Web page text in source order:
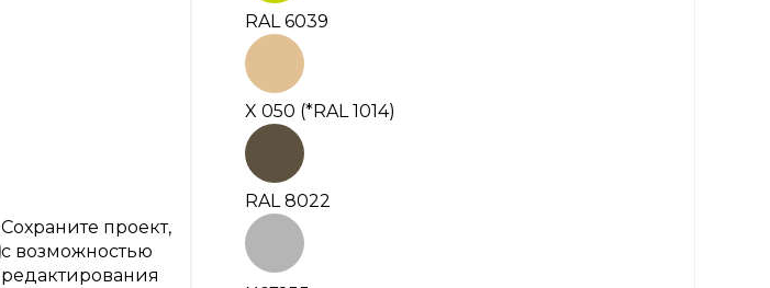
Сохраните проект,
с возможностью
редактирования
RAL 6039
X 050 (*RAL 1014)
RAL 8022